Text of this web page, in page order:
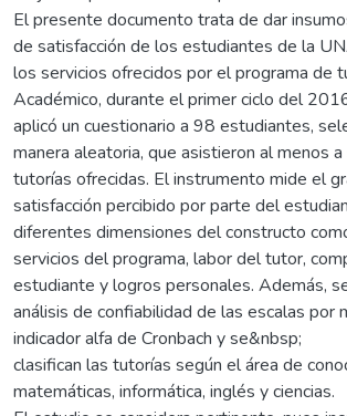
El presente documento trata de dar
de satisfacción de los estudiantes de la
los servicios ofrecidos por el programa de
Académico, durante el primer ciclo del
aplicó un cuestionario a 98 estudiantes,
manera aleatoria, que asistieron al menos
tutorías ofrecidas. El instrumento mide el
satisfacción percibido por parte del
diferentes dimensiones del constructo
servicios del programa, labor del tutor,
estudiante y logros personales. Además,
análisis de confiabilidad de las escalas por
indicador alfa de Cronbach y se&nbsp;
clasifican las tutorías según el área de
matemáticas, informática, inglés y ciencias.